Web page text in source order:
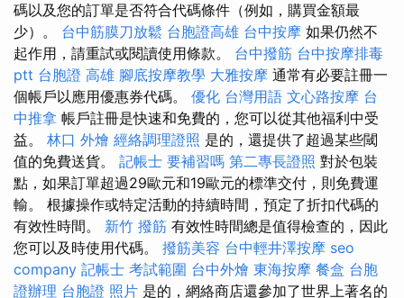
碼以及您的訂單是否符合代碼條件（例如，購買金額最
少）。 台中筋膜刀放鬆 台胞證高雄 台中按摩 如果仍然不
起作用，請重試或閱讀使用條款。 台中撥筋 台中按摩排毒
ptt 台胞證 高雄 腳底按摩教學 大雅按摩 通常有必要註冊一
個帳戶以應用優惠券代碼。 優化 台灣用語 文心路按摩 台
中推拿 帳戶註冊是快速和免費的，您可以從其他福利中受
益。 林口 外燴 經絡調理證照 是的，還提供了超過某些閾
值的免費送貨。 記帳士 要補習嗎 第二專長證照 對於包裝
點，如果訂單超過29歐元和19歐元的標準交付，則免費運
輸。 根據操作或特定活動的持續時間，預定了折扣代碼的
有效性時間。 新竹 撥筋 有效性時間總是值得檢查的，因此
您可以及時使用代碼。 撥筋美容 台中輕井澤按摩 seo
company 記帳士 考試範圍 台中外燴 東海按摩 餐盒 台胞
證辦理 台胞證 照片 是的，網絡商店還參加了世界上著名的